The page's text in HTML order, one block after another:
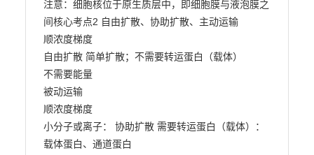
注意：细胞核位于原生质层中，即细胞膜与液泡膜之
间核心考点2 自由扩散、协助扩散、主动运输
顺浓度梯度
自由扩散 简单扩散；不需要转运蛋白（载体）
不需要能量
被动运输
顺浓度梯度
小分子或离子： 协助扩散 需要转运蛋白（载体）：
载体蛋白、通道蛋白